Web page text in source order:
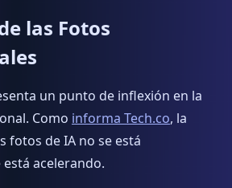
las Fotos
un punto de inflexión en la
Como informa Tech.co, la
fotos de IA no se está
acelerando.